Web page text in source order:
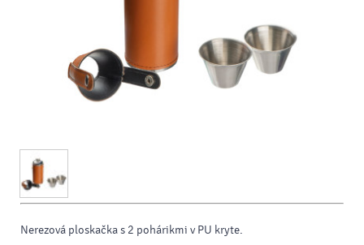
Nerezová ploskačka s 2 pohárikmi v PU kryte.